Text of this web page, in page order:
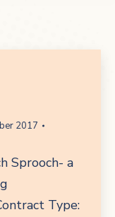
2017
Sprooch- a
Type: